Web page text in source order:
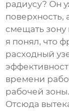
радиусу? Он
поверхность,
смещать зону
я понял, что
расходный
времени
рабочей зоны.
Отсюда